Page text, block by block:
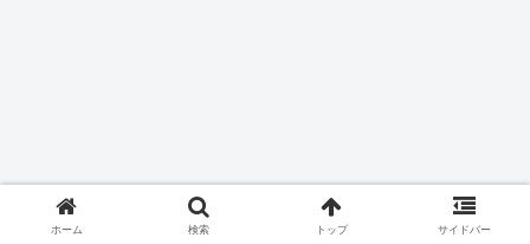
ホーム 検索 トップ サイドバー